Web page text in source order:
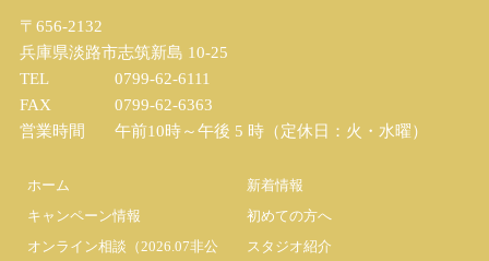
〒656-2132
兵庫県淡路市志筑新島 10-25
TEL
0799-62-6111
FAX
0799-62-6363
営業時間
午前10時～午後 5 時（定休日：火・水曜）
ホーム
新着情報
キャンペーン情報
初めての方へ
オンライン相談（2026.07非公
スタジオ紹介